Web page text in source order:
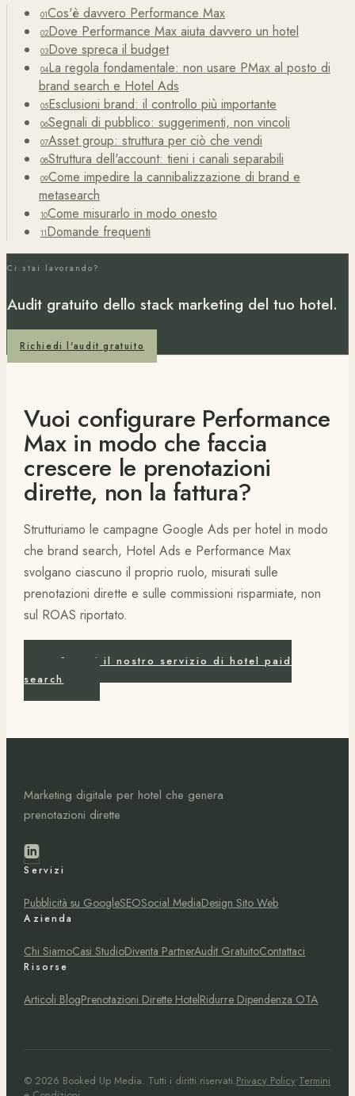
01Cos'è davvero Performance Max
02Dove Performance Max aiuta davvero un hotel
03Dove spreca il budget
04La regola fondamentale: non usare PMax al posto di
brand search e Hotel Ads
05Esclusioni brand: il controllo più importante
06Segnali di pubblico: suggerimenti, non vincoli
07Asset group: struttura per ciò che vendi
08Struttura dell'account: tieni i canali separabili
09Come impedire la cannibalizzazione di brand e
metasearch
10Come misurarlo in modo onesto
11Domande frequenti
Ci stai lavorando?
Audit gratuito dello stack marketing del tuo hotel.
Richiedi l'audit gratuito
Vuoi configurare Performance
Max in modo che faccia
crescere le prenotazioni
dirette, non la fattura?
Strutturiamo le campagne Google Ads per hotel in modo
che brand search, Hotel Ads e Performance Max
svolgano ciascuno il proprio ruolo, misurati sulle
prenotazioni dirette e sulle commissioni risparmiate, non
sul ROAS riportato.
Scopri il nostro servizio di hotel paid
search
Marketing digitale per hotel che genera
prenotazioni dirette
Servizi
Pubblicità su GoogleSEOSocial MediaDesign Sito Web
Azienda
Chi SiamoCasi StudioDiventa PartnerAudit GratuitoContattaci
Risorse
Articoli BlogPrenotazioni Dirette HotelRidurre Dipendenza OTA
© 2026 Booked Up Media. Tutti i diritti riservati.Privacy Policy•Termini